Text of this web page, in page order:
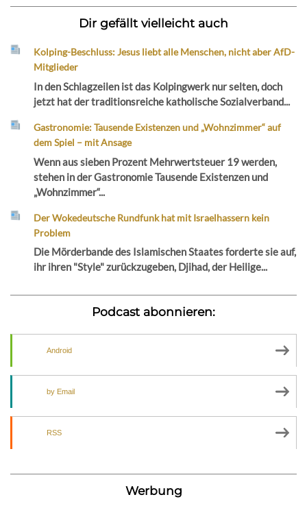
Dir gefällt vielleicht auch
Kolping-Beschluss: Jesus liebt alle Menschen, nicht aber AfD-
Mitglieder
In den Schlagzeilen ist das Kolpingwerk nur selten, doch
jetzt hat der traditionsreiche katholische Sozialverband...
Gastronomie: Tausende Existenzen und „Wohnzimmer“ auf
dem Spiel – mit Ansage
Wenn aus sieben Prozent Mehrwertsteuer 19 werden,
stehen in der Gastronomie Tausende Existenzen und
„Wohnzimmer“...
Der Wokedeutsche Rundfunk hat mit Israelhassern kein
Problem
Die Mörderbande des Islamischen Staates forderte sie auf,
ihr ihren "Style" zurückzugeben, Djihad, der Heilige...
Podcast abonnieren:
Android
by Email
RSS
Werbung